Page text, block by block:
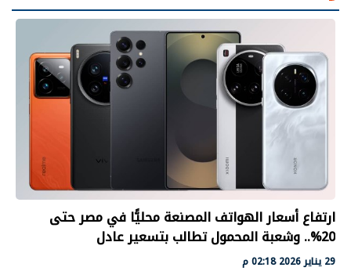
ارتفاع أسعار الهواتف المصنعة محليًّا في مصر حتى
20%.. وشعبة المحمول تطالب بتسعير عادل
29 يناير 2026 02:18 م